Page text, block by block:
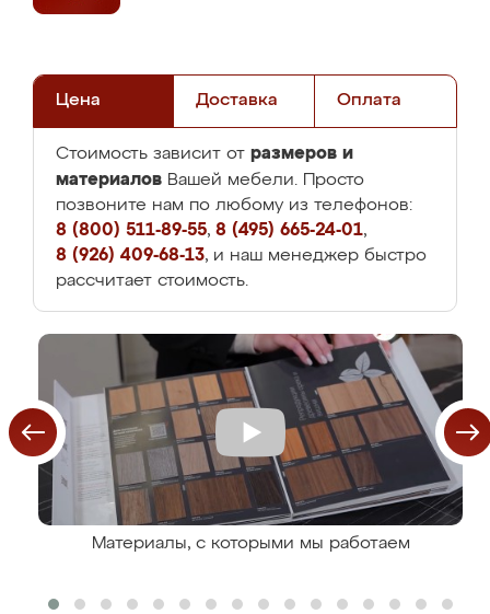
Цена Доставка Оплата
Стоимость зависит от размеров и
материалов Вашей мебели. Просто
позвоните нам по любому из телефонов:
8 (800) 511-89-55, 8 (495) 665-24-01,
8 (926) 409-68-13, и наш менеджер быстро
рассчитает стоимость.
Материалы, с которыми мы работаем